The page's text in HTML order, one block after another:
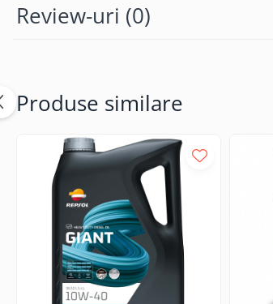
Review-uri (0)
Produse similare